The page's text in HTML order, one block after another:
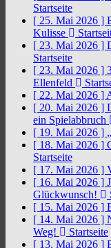
Startseite
[ 25. Mai 2026 ]
Kulisse
[ 23. Mai 2026 ]
Startseite
[ 23. Mai 2026 ]
Ellenfeld
[ 22. Mai 2026 ]
[ 20. Mai 2026 ]
ein Spielabbruch
[ 19. Mai 2026 ]
[ 18. Mai 2026 ]
Startseite
[ 17. Mai 2026 ]
[ 16. Mai 2026 ]
Glückwunsch!
[ 15. Mai 2026 ]
[ 14. Mai 2026 ]
Weg!
Startseite
[ 13. Mai 2026 ]